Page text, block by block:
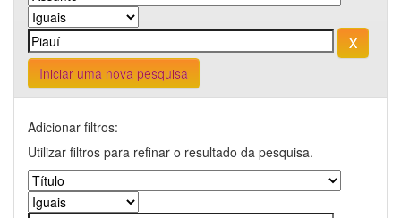
Iniciar uma nova pesquisa
Adicionar filtros:
Utilizar filtros para refinar o resultado da pesquisa.